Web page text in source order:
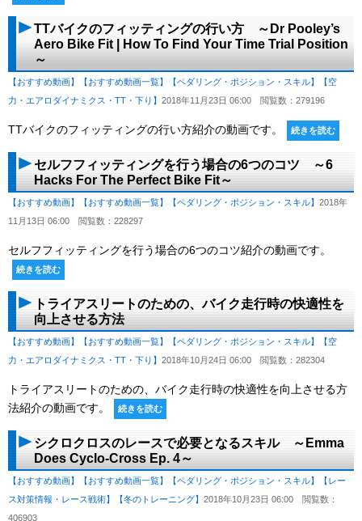
TTバイクのフィッティングの行い方 ～Dr Pooley’s
Aero Bike Fit | How To Find Your Time Trial Position
～
【おすすめ動画】 【おすすめ動画一覧】 【ペダリング・ポジション・スキル】
【空
力・エアロダイナミクス・TT・下り】 2018年11月23日 06:00 閲覧数：279196
TTバイクのフィッティングの行い方紹介の動画です。 続きを読む
セルフフィッティングを行う場合の6つのコツ ～6
Hacks For The Perfect Bike Fit～
【おすすめ動画】 【おすすめ動画一覧】 【ペダリング・ポジション・スキル】 2018年
11月13日 06:00 閲覧数：228297
セルフフィッティングを行う場合の6つのコツ紹介の動画です。
続きを読む
トライアスリートのための、バイク走行時の快適性を
向上させる方法
【おすすめ動画】 【おすすめ動画一覧】 【ペダリング・ポジション・スキル】
【空
力・エアロダイナミクス・TT・下り】 2018年10月24日 06:00 閲覧数：282304
トライアスリートのための、バイク走行時の快適性を向上させる方
法紹介の動画です。
続きを読む
シクロクロスのレースで必要となるスキル ～Emma
Does Cyclo-Cross Ep. 4～
【おすすめ動画】 【おすすめ動画一覧】 【ペダリング・ポジション・スキル】
【レー
ス対策情報・レース戦術】
【冬のトレーニング】 2018年10月23日 06:00 閲覧数：
406903